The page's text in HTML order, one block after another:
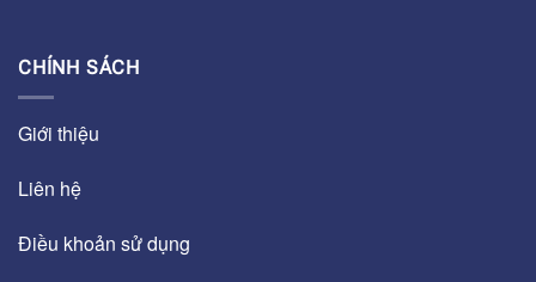
CHÍNH SÁCH
Giới thiệu
Liên hệ
Điều khoản sử dụng